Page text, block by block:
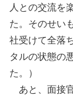
人との交流を
た。そのせい
社受けて全落
タルの状態の
た。）
あと、面接